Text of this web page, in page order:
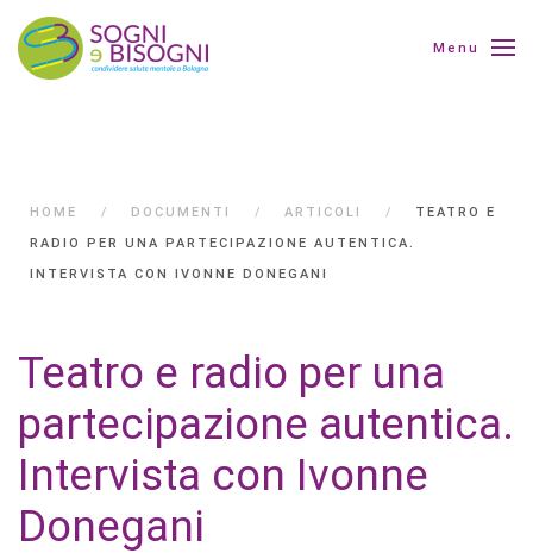
Menu
HOME DOCUMENTI ARTICOLI
TEATRO E
RADIO PER UNA PARTECIPAZIONE AUTENTICA.
INTERVISTA CON IVONNE DONEGANI
Teatro e radio per una
partecipazione autentica.
Intervista con Ivonne
Donegani